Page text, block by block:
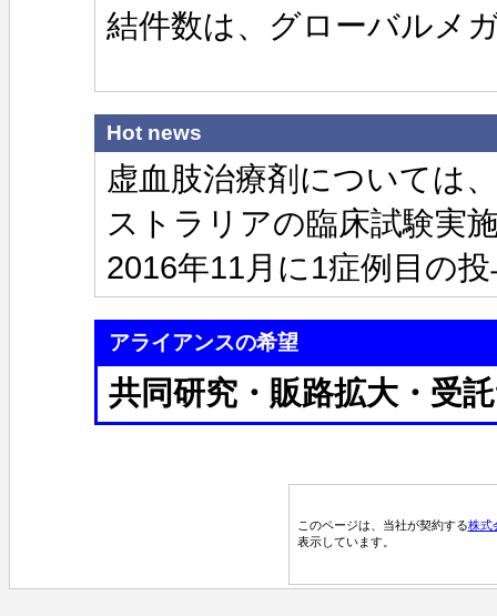
結件数は、グローバルメ
Hot news
虚血肢治療剤については
ストラリアの臨床試験実
2016年11月に1症例目の
アライアンスの希望
共同研究・販路拡大・受
このページは、当社が契約する株式
表示しています。